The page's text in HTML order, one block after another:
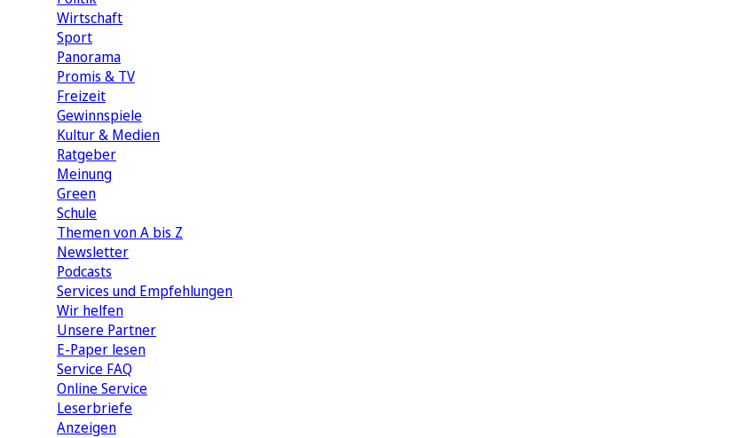
Wirtschaft
Sport
Panorama
Promis & TV
Freizeit
Gewinnspiele
Kultur & Medien
Ratgeber
Meinung
Green
Schule
Themen von A bis Z
Newsletter
Podcasts
Services und Empfehlungen
Wir helfen
Unsere Partner
E-Paper lesen
Service FAQ
Online Service
Leserbriefe
Anzeigen